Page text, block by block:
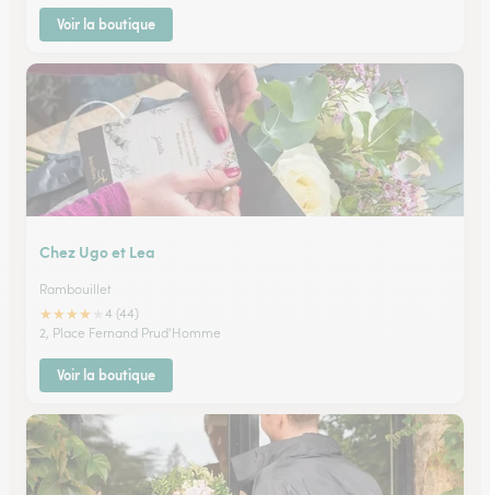
Voir la boutique
Chez Ugo et Lea
Rambouillet
★★★★
4 (44)
2, Place Fernand Prud'Homme
Voir la boutique